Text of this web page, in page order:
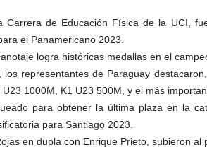
Carrera de Educación Física de la UCI,
el Panamericano 2023.
logra históricas medallas en el
representantes de Paraguay
1000M, K1 U23 500M, y el más
para obtener la última plaza en la
para Santiago 2023.
en dupla con Enrique Prieto, subieron